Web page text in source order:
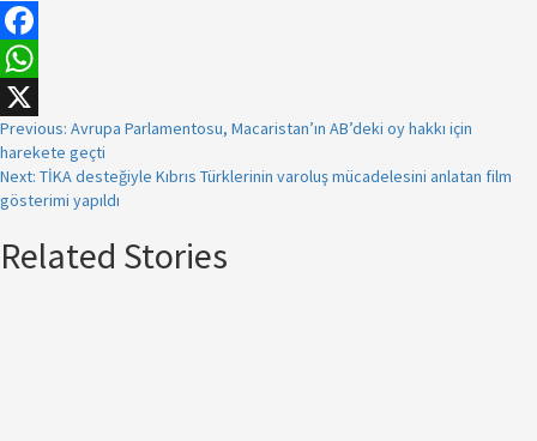
Facebook
WhatsApp
X
Previous: Avrupa Parlamentosu, Macaristan’ın AB’deki oy hakkı için
harekete geçti
Next: TİKA desteğiyle Kıbrıs Türklerinin varoluş mücadelesini anlatan film
gösterimi yapıldı
Related Stories